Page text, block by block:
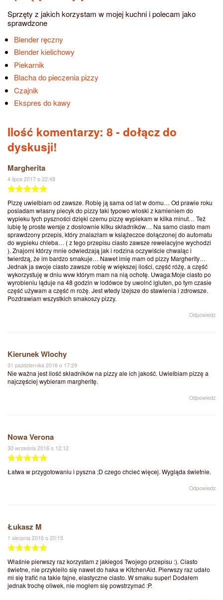
Sprzęty z jakich korzystam w mojej kuchni i polecam jako
sprawdzone
Blender ręczny
Blender kielichowy
Piekarnik
Blacha do pieczenia pizzy
Czajnik
Ekspres do kawy
Ilość komentarzy: 8 - dołącz do
dyskusji!
Margherita
4 lipca 2017 o 22:48
Pizzę uwielbiam od zawsze. Robię ją sama od lat w domu… Od prawie roku
posiadam własny piecyk do pizzy taki typowo włoski z kamieniem do
wypieku tych pyszności dzięki czemu pizzę wypiekam w kilka minut… Też
lubię tę proste wersje z dosłownie kilku składników… Na samo ciasto mam
sprawdzony przepis, który znalazłam w książeczce dołączonej do automatu
do wypieku chleba… ( z tego przepisu ciasto zawsze rewelacyjne wychodzi
). Znajomi którzy mnie odwiedzają jak i rodzina oczywiście chwaląc i
twierdzą, że im bardzo smakuje… Nawet imię mam od pizzy Margherity…
Jednak ja swoje ciasto zawsze robię w większej ilości, część różę, a część
wykorzystuję w dniu wvw którym mam na nią ochotę. Uwaga:Moje ciasto po
wyrobieniu ląduje na 48 godzin w lodówce by uwolnć igluten, po tym czasie
część używam a część m rożę. Jest wtedy lżejsze do stawienia i zdrowsze.
Pozdrawiam wszystkich smakoszy pizzy.
Odpowiedz
Kierunek Wlochy
31 października 2016 o 17:29
Nie ważna jest ilość składników na pizzy ale ich jakość. Uwielbiam pizzę a
najczęściej wybieram margheritę.
Odpowiedz
Nowa Verona
30 września 2016 o 12:12
Łatwa w przygotowaniu i pyszna ;D czego chcieć więcej. Wygląda świetnie.
Odpowiedz
Łukasz M
1 sierpnia 2016 o 20:15
Właśnie pierwszy raz korzystam z jakiegoś Twojego przepisu :). Ciasto
świetne, nie przykleiło się nawet do haka w KitchenAid. Pierwszy raz udało
mi się trafić na takie fajne, elastyczne ciasto. W smaku super! Dodałem
jednak trochę oliwek, nie mogłem się powstrzymać :P.